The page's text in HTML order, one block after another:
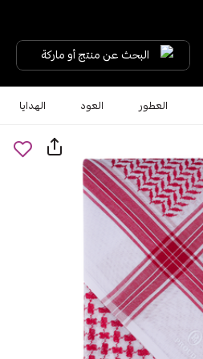
البحث عن منتج أو ماركة
العطور العود الهدايا